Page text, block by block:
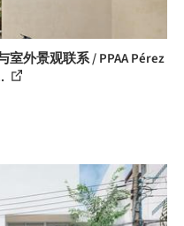
室外景观联系 / PPAA Pérez